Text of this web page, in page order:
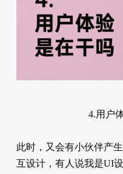
4.用户
此时，又会有小伙伴产
互设计，有人说我是UI